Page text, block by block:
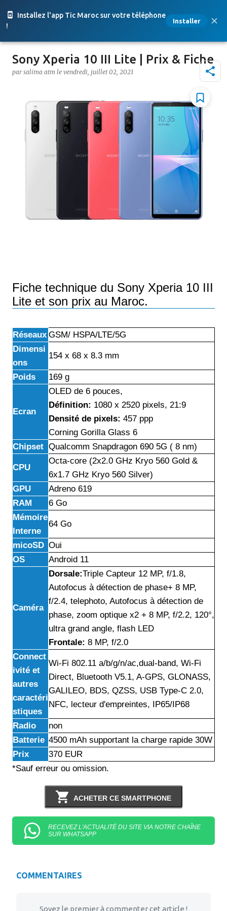
Installez l'app Tic Maroc sur votre téléphone
!
Installer
Accéder au contenu principal
Sony Xperia 10 III Lite | Prix & Fiche
par salima atm le vendredi, juillet 02, 2021
Fiche technique du Sony Xperia 10 III
Lite et son prix au Maroc.
Réseaux GSM/ HSPA/LTE/5G
Dimensi
ons
154 x 68 x 8.3 mm
Poids 169 g
Ecran
OLED de 6 pouces,
Définition: 1080 x 2520 pixels, 21:9
Densité de pixels: 457 ppp
Corning Gorilla Glass 6
Chipset Qualcomm Snapdragon 690 5G ( 8 nm)
CPU
Octa-core (2x2.0 GHz Kryo 560 Gold &
6x1.7 GHz Kryo 560 Silver)
GPU
Adreno 619
RAM
6 Go
Mémoire
Interne
64 Go
micoSD Oui
OS
Android 11
Caméra
Dorsale:Triple Capteur 12 MP, f/1.8,
Autofocus à détection de phase+ 8 MP,
f/2.4, telephoto, Autofocus à détection de
phase, zoom optique x2 + 8 MP, f/2.2, 120°,
ultra grand angle, flash LED
Frontale: 8 MP, f/2.0
Connect
ivité et
autres
caractéri
stiques
Wi-Fi 802.11 a/b/g/n/ac,dual-band, Wi-Fi
Direct, Bluetooth V5.1, A-GPS, GLONASS,
GALILEO, BDS, QZSS, USB Type-C 2.0,
NFC, lecteur d'empreintes, IP65/IP68
Radio
non
Batterie 4500 mAh supportant la charge rapide 30W
Prix
370 EUR
*Sauf erreur ou omission.
ACHETER CE SMARTPHONE
RECEVEZ L'ACTUALITÉ DU SITE VIA NOTRE CHAÎNE
SUR WHATSAPP
COMMENTAIRES
Soyez le premier à commenter cet article !